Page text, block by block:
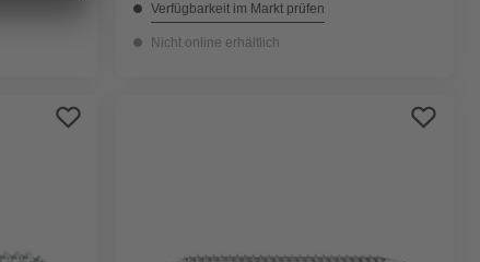
Verfügbarkeit im Markt prüfen
Nicht online erhältlich